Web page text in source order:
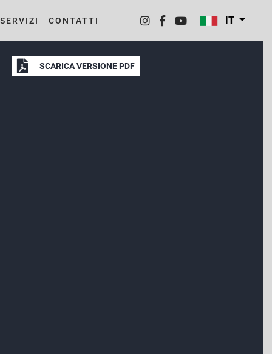
SERVIZI CONTATTI IT
SCARICA VERSIONE PDF